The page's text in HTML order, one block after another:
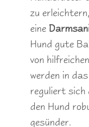
zu
eine
Hund gute
von
werden in
reguliert
den Hund
gesünder.